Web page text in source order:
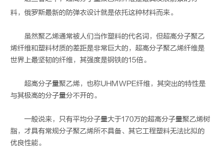
料，俄罗斯最新的防弹衣设计就是依托这种材料而来。
虽然聚乙烯通常被人们当作塑料的代名词，但超高分子聚乙
烯纤维和塑料材质的差距是非常巨大的，超高分子聚乙烯纤维是
世界上最坚韧的纤维，其强度是钢铁的15倍。
超高分子量聚乙烯，也称UHMWPE纤维，其突出的特性是
与其极高的分子量分不开的。
一般说来，只有平均分子量大于170万的超高分子量聚乙烯树
脂，才具有常规分子聚乙烯所不具备、其它工程塑料无法比拟的
优良性能。